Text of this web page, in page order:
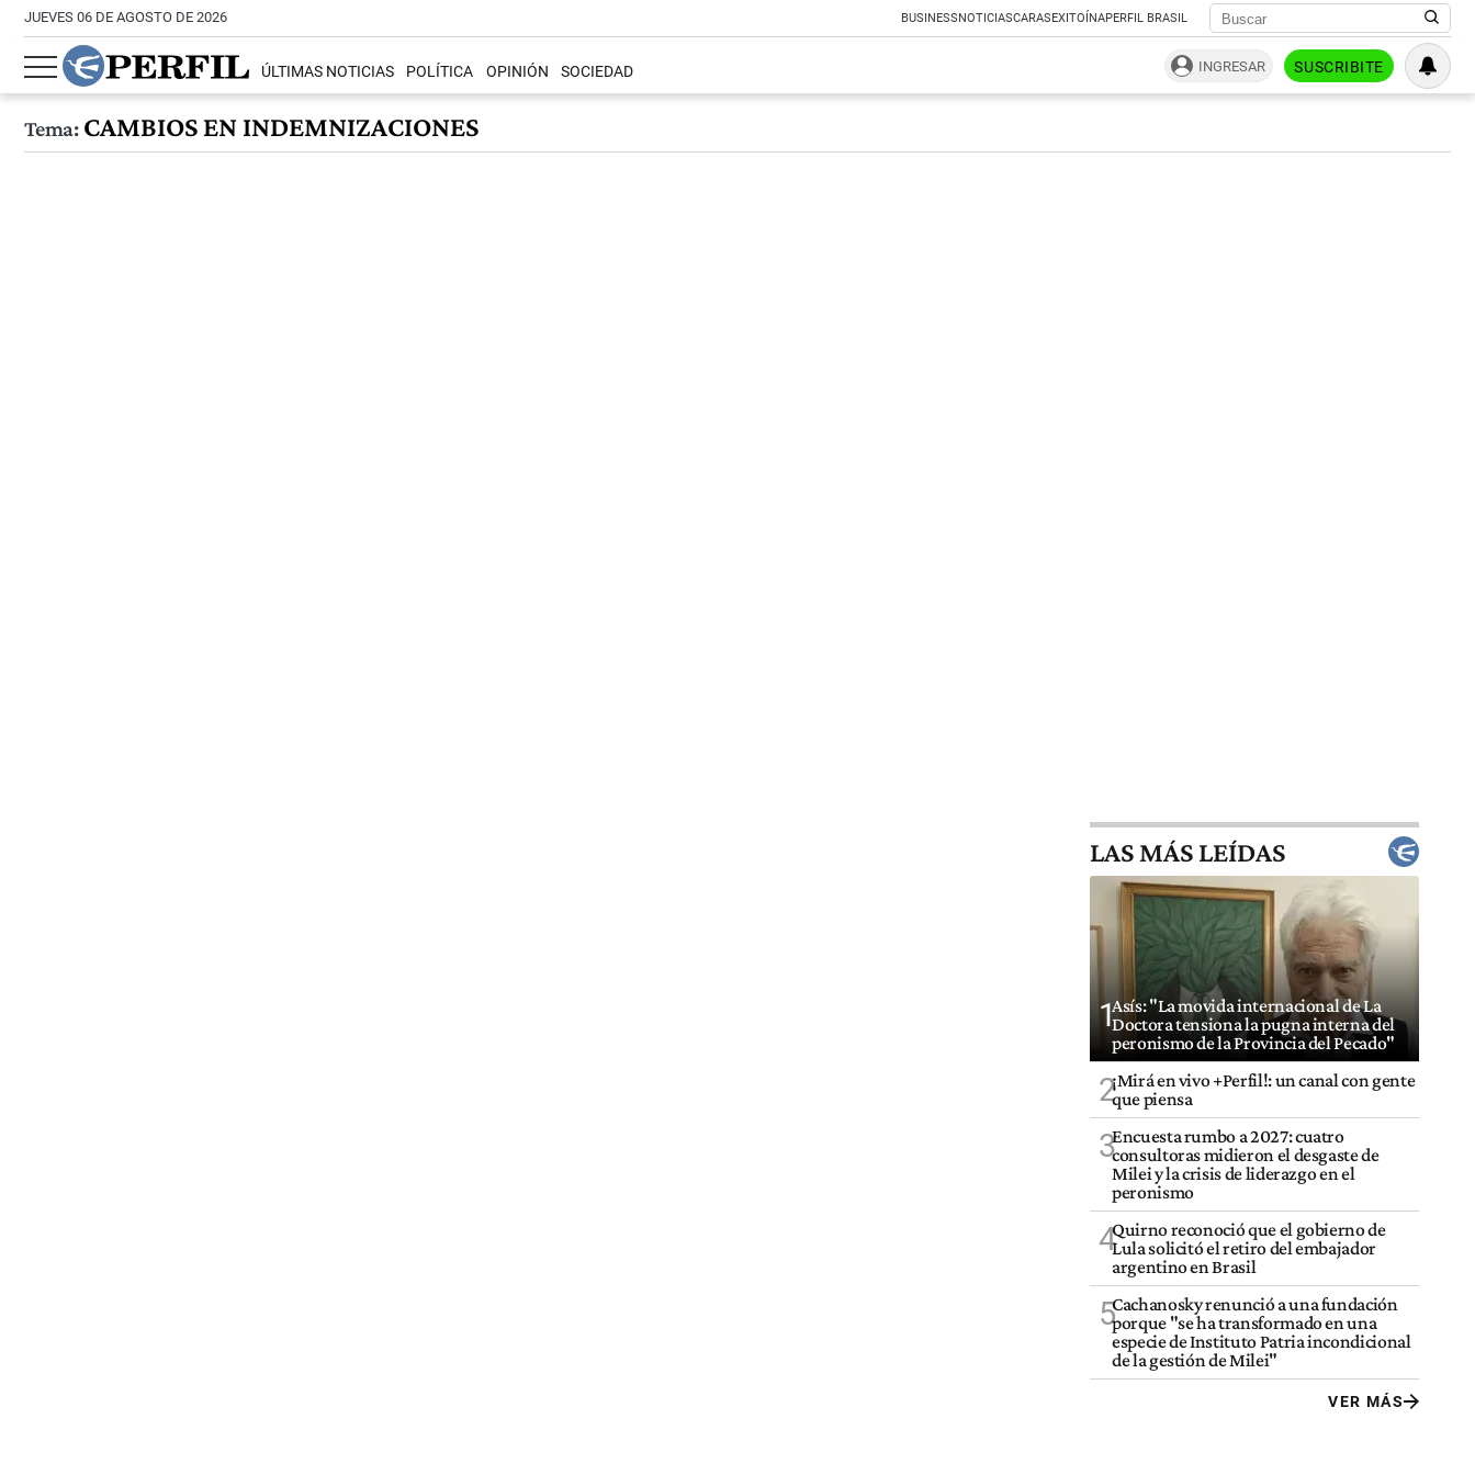
JUEVES 06 DE AGOSTO DE 2026 BUSINESSNOTICIASCARASEXITOÍNAPERFIL BRASIL
ÚLTIMAS NOTICIAS POLÍTICA OPINIÓN SOCIEDAD INGRESAR SUSCRIBITE
Tema:CAMBIOS EN INDEMNIZACIONES
LAS MÁS LEÍDAS
1Asís: "La movida internacional de La
Doctora tensiona la pugna interna del
peronismo de la Provincia del Pecado"
2¡Mirá en vivo +Perfil!: un canal con gente
que piensa
3Encuesta rumbo a 2027: cuatro
consultoras midieron el desgaste de
Milei y la crisis de liderazgo en el
peronismo
4Quirno reconoció que el gobierno de
Lula solicitó el retiro del embajador
argentino en Brasil
5Cachanosky renunció a una fundación
porque "se ha transformado en una
especie de Instituto Patria incondicional
de la gestión de Milei"
VER MÁS